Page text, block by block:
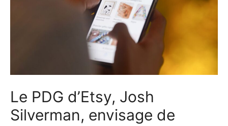
Le PDG d’Etsy, Josh
Silverman, envisage de